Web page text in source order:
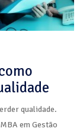
qualidade.
em Gestão